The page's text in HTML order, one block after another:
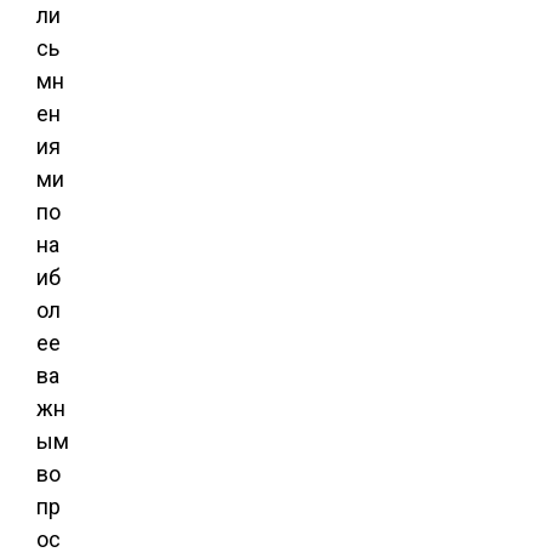
ли
сь
мн
ен
ия
ми
по
на
иб
ол
ее
ва
жн
ым
во
пр
ос